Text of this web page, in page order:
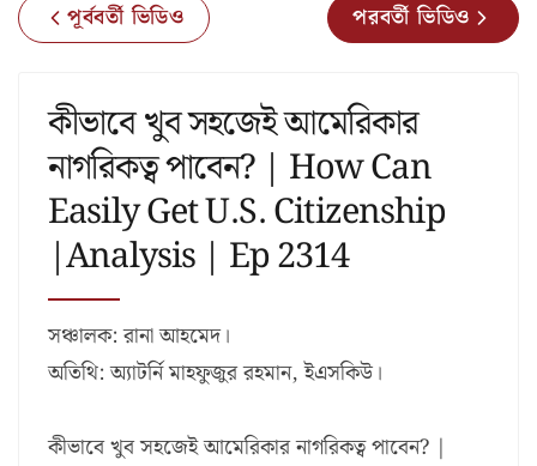
পূর্ববর্তী ভিডিও পরবর্তী ভিডিও
কীভাবে খুব সহজেই আমেরিকার
নাগরিকত্ব পাবেন? | How Can
Easily Get U.S. Citizenship
|Analysis | Ep 2314
সঞ্চালক: রানা আহমেদ।
অতিথি: অ্যাটর্নি মাহফুজুর রহমান, ইএসকিউ।
কীভাবে খুব সহজেই আমেরিকার নাগরিকত্ব পাবেন? |